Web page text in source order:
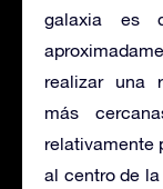
galaxia es
realizar una
más
relativamente
al centro de